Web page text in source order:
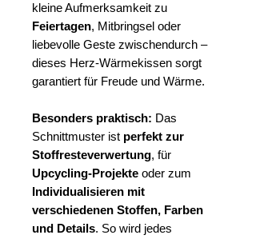
kleine Aufmerksamkeit zu
Feiertagen, Mitbringsel oder
liebevolle Geste zwischendurch –
dieses Herz-Wärmekissen sorgt
garantiert für Freude und Wärme.
Besonders praktisch: Das
Schnittmuster ist perfekt zur
Stoffresteverwertung, für
Upcycling-Projekte oder zum
Individualisieren mit
verschiedenen Stoffen, Farben
und Details. So wird jedes